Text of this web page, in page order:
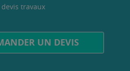
travaux
UN DEVIS